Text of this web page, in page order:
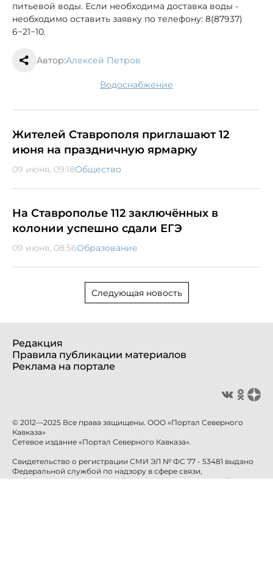
питьевой воды. Если необходима доставка воды -
необходимо оставить заявку по телефону: 8(87937)
6−21−10.
Автор:Алексей Петров
водоснабжение
Жителей Ставрополя приглашают 12
июня на праздничную ярмарку
09 июня, 09:18Общество
На Ставрополье 112 заключённых в
колонии успешно сдали ЕГЭ
09 июня, 08:56Образование
Следующая новость
Редакция
Правила публикации материалов
Реклама на портале
© 2012—2025 Все права защищены. ООО «Портал Северного
Кавказа»
Сетевое издание «Портал Северного Кавказа».
Свидетельство о регистрации СМИ ЭЛ № ФС 77 - 53481 выдано
Федеральной службой по надзору в сфере связи,
информационных технологий и массовых коммуникаций